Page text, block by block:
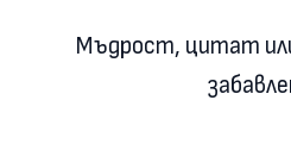
Мъдрост, цитат